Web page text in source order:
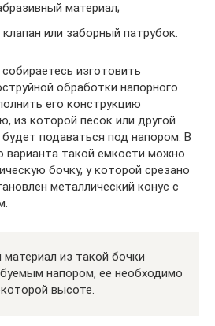
материал;
или заборный патрубок.
изготовить
обработки напорного
его конструкцию
из которой песок или другой
подаваться под напором. В
варианта такой емкости можно
бочку, у которой срезано
металлический конус с
из такой бочки
напором, ее необходимо
высоте.